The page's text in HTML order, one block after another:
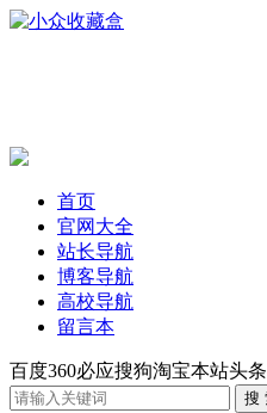
首页
官网大全
站长导航
博客导航
高校导航
留言本
百度360必应搜狗淘宝本站头条